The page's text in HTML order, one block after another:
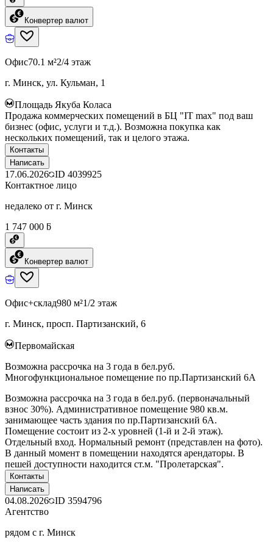
Конвертер валют
Офис70.1 м²2/4 этаж
г. Минск, ул. Кульман, 1
Площадь Якуба Коласа
Продажа коммерческих помещений в БЦ "IT max" под ваш
бизнес (офис, услуги и т.д.). Возможна покупка как
нескольких помещений, так и целого этажа.
Контакты
Написать
17.06.2026 ID 4039925
Контактное лицо
недалеко от г. Минск
1 747 000 ƃ
Конвертер валют
Офис+склад980 м²1/2 этаж
г. Минск, просп. Партизанский, 6
Первомайская
Возможна рассрочка на 3 года в бел.руб.
Многофункциональное помещение по пр.Партизанский 6А
Возможна рассрочка на 3 года в бел.руб. (первоначальный
взнос 30%). Административное помещение 980 кв.м.
занимающее часть здания по пр.Партизанский 6А.
Помещение состоит из 2-х уровней (1-й и 2-й этаж).
Отдельный вход. Нормальный ремонт (представлен на фото).
В данный момент в помещении находятся арендаторы. В
пешей доступности находится ст.м. "Пролетарская".
Контакты
Написать
04.08.2026 ID 3594796
Агентство
рядом с г. Минск